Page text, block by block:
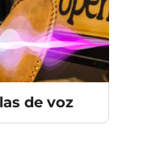
de voz